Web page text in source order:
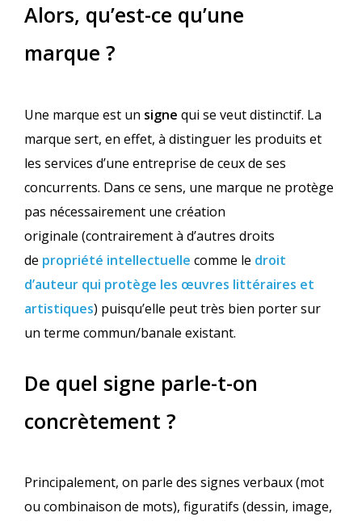
Alors, qu’est-ce qu’une
marque ?
Une marque est un signe qui se veut distinctif. La
marque sert, en effet, à distinguer les produits et
les services d’une entreprise de ceux de ses
concurrents. Dans ce sens, une marque ne protège
pas nécessairement une création
originale (contrairement à d’autres droits
de propriété intellectuelle comme le droit
d’auteur qui protège les œuvres littéraires et
artistiques) puisqu’elle peut très bien porter sur
un terme commun/banale existant.
De quel signe parle-t-on
concrètement ?
Principalement, on parle des signes verbaux (mot
ou combinaison de mots), figuratifs (dessin, image,